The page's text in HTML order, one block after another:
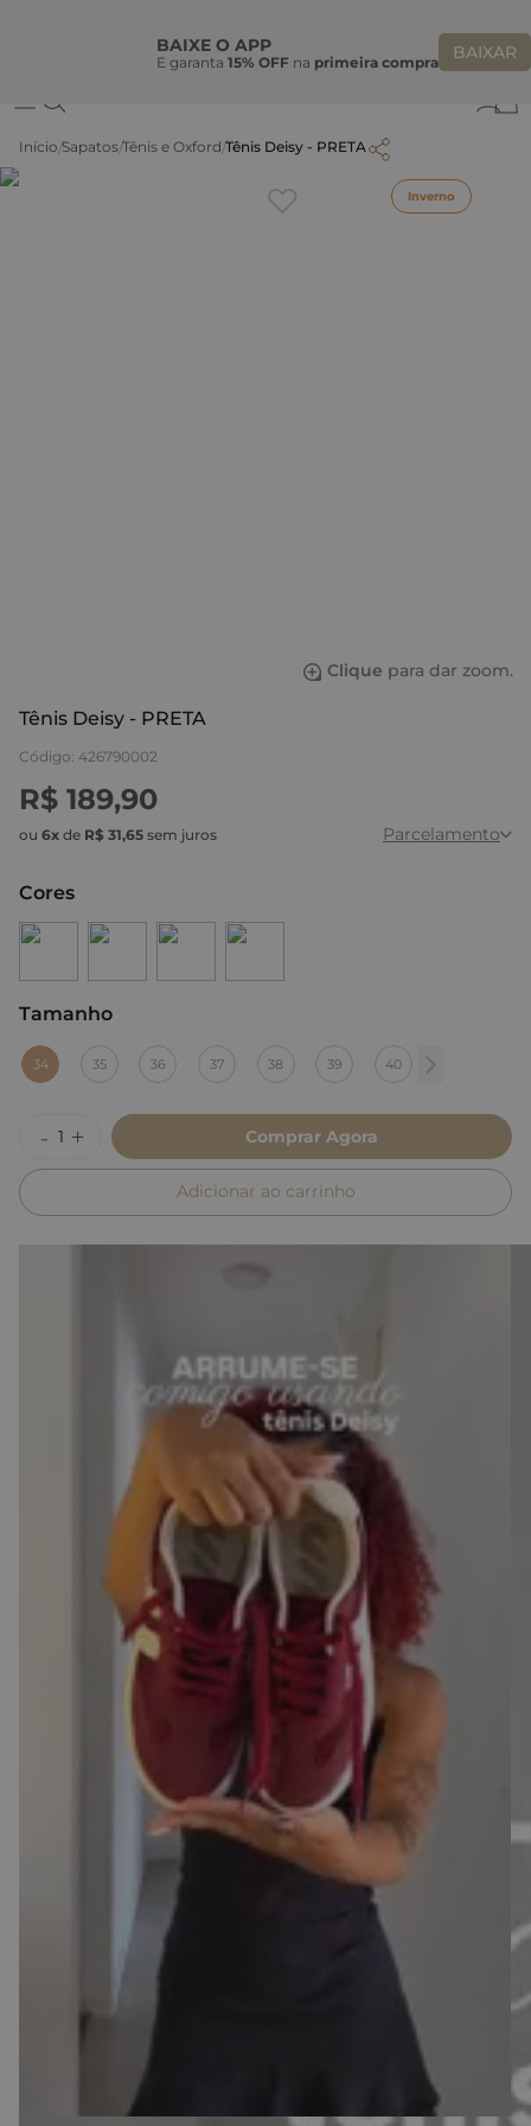
BAIXE O APP
E garanta 15% OFF na primeira compra BAIXAR
BEMVINDASONHO
Sapatos Tênis e Oxford Tênis Deisy - PRETA
Inverno
Clique para dar zoom.
Tênis Deisy - PRETA
Código: 426790002
R$ 189,90
ou 6x de R$ 31,65 sem juros Parcelamento
Cores
Tamanho
: 34
34 35 36 37 38 39 40
Comprar Agora
Adicionar ao carrinho